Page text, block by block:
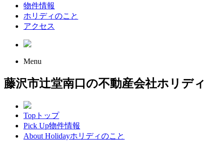
物件情報
ホリディのこと
アクセス
Menu
藤沢市辻堂南口の不動産会社ホリディ
Top トップ
Pick Up物件情報
About Holidayホリディのこと